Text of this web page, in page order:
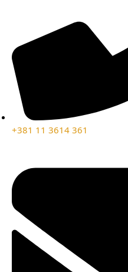
+381 11 3614 361